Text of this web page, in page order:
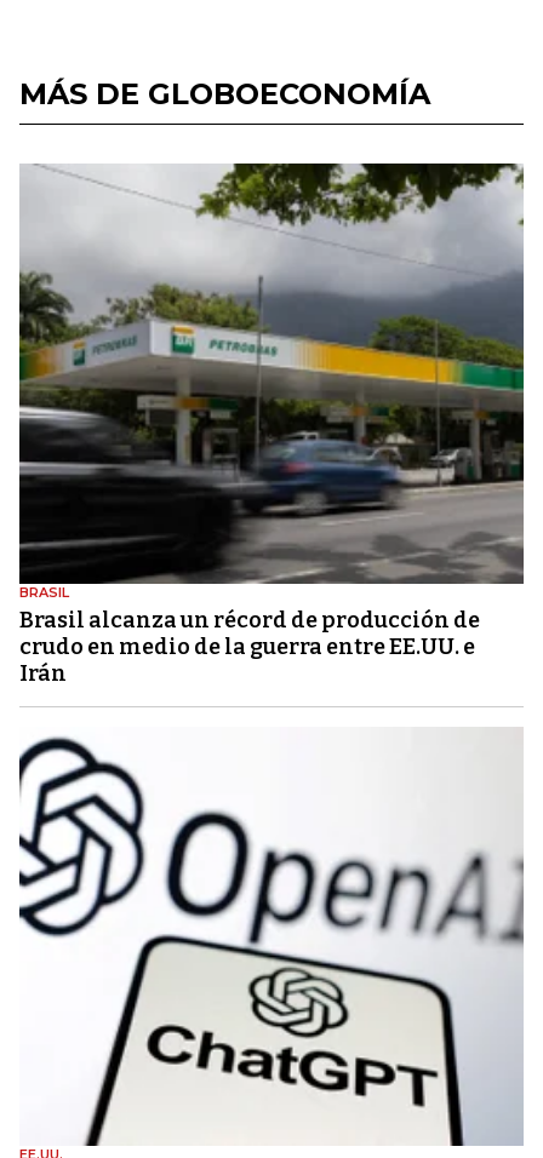
MÁS DE GLOBOECONOMÍA
BRASIL
Brasil alcanza un récord de producción de
crudo en medio de la guerra entre EE.UU. e
Irán